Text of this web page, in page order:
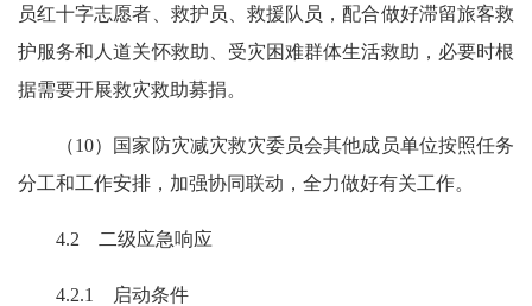
员红十字志愿者、救护员、救援队员，配合做好滞留旅客救
护服务和人道关怀救助、受灾困难群体生活救助，必要时根
据需要开展救灾救助募捐。
（10）国家防灾减灾救灾委员会其他成员单位按照任务
分工和工作安排，加强协同联动，全力做好有关工作。
4.2 二级应急响应
4.2.1 启动条件